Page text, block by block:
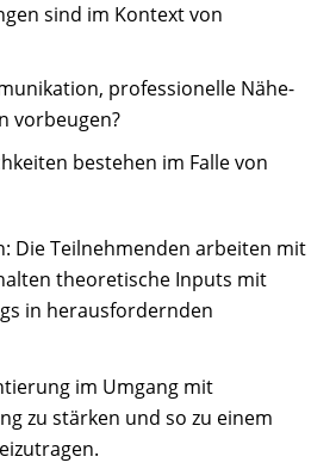
sind im Kontext von
professionelle Nähe-
vorbeugen?
bestehen im Falle von
Die Teilnehmenden arbeiten mit
theoretische Inputs mit
in herausfordernden
im Umgang mit
zu stärken und so zu einem